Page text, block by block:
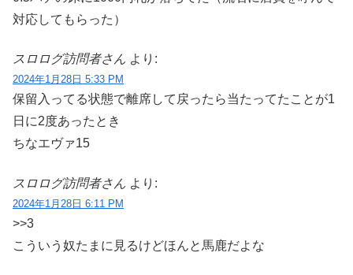
対応してもらった）
スロログ訪問者さん より:
2024年1月28日 5:33 PM
保留入ってる状態で離席して戻ったら当たってたことが1
日に2度あったとき
ちなエヴァ15
スロログ訪問者さん より:
2024年1月28日 6:11 PM
>>3
こういう奴たまに見るけどほんと馬鹿だよな